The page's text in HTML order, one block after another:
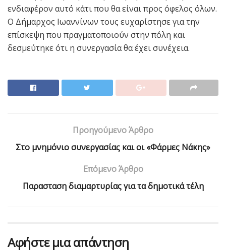
ενδιαφέρον αυτό κάτι που θα είναι προς όφελος όλων.
Ο Δήμαρχος Ιωαννίνων τους ευχαρίστησε για την
επίσκεψη που πραγματοποιούν στην πόλη και
δεσμεύτηκε ότι η συνεργασία θα έχει συνέχεια.
Προηγούμενο Άρθρο
Στο μνημόνιο συνεργασίας και οι «Φάρμες Νάκης»
Επόμενο Άρθρο
Παρασταση διαμαρτυρίας για τα δημοτικά τέλη
Αφήστε μια απάντηση